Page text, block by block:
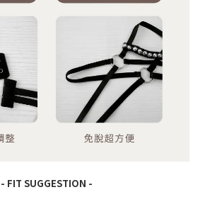
- FIT SUGGESTION -